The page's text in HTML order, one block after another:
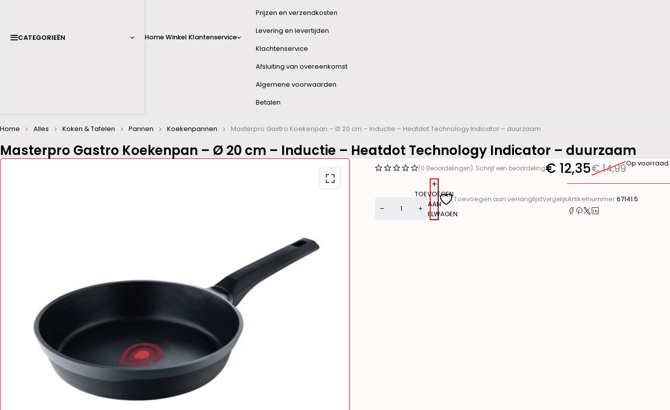
CATEGORIEËN HomeWinkel Klantenservice
Prijzen en verzendkosten
Levering en levertijden
Klachtenservice
Afsluiting van overeenkomst
Algemene voorwaarden
Betalen
Masterpro Gastro Koekenpan – Ø 20 cm – Inductie – Heatdot Technology Indicator – duurzaam
Home Alles Koken & Tafelen Pannen Koekenpannen Masterpro Gastro Koekenpan – Ø 20 cm – Inductie – Heatdot Technology Indicator – duurzaam
(0 Beoordelingen) Schrijf een beoordeling €14,99
€ 12,35 Op voorraad
TOEVOEGEN
AAN
WINKELWAGEN
Toevoegen aan verlanglijstVergelijkArtikelnummer:67141.5